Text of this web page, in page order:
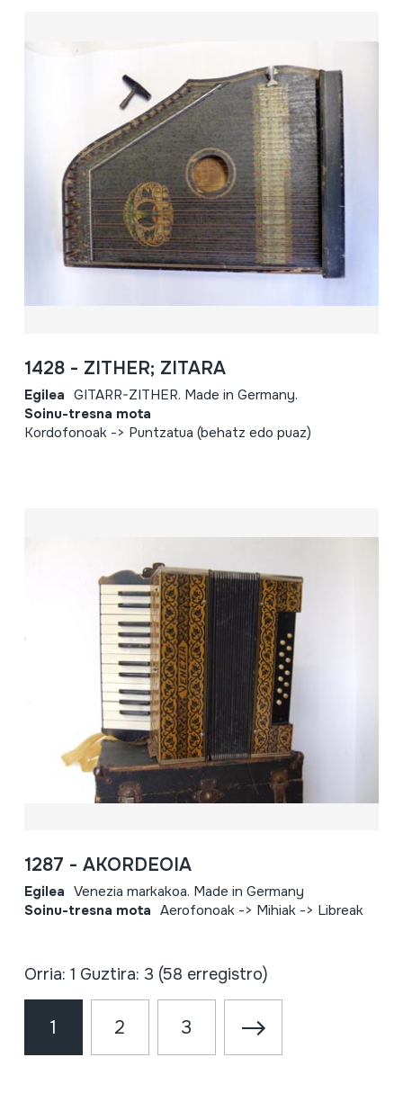
1428 - ZITHER; ZITARA
Egilea GITARR-ZITHER. Made in Germany.
Soinu-tresna mota
Kordofonoak -> Puntzatua (behatz edo puaz)
1287 - AKORDEOIA
Egilea Venezia markakoa. Made in Germany
Soinu-tresna mota Aerofonoak -> Mihiak -> Libreak
Orria: 1 Guztira: 3 (58 erregistro)
1 2 3